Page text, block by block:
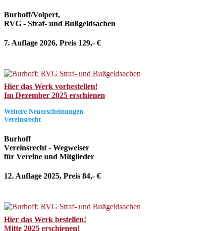
Burhoff/Volpert,
RVG - Straf- und Bußgeldsachen
7. Auflage 2026, Preis 129,- €
Hier das Werk vorbestellen!
Im Dezember 2025 erschienen
Weitere Neuerscheinungen
Vereinsrecht
Burhoff
Vereinsrecht - Wegweiser
für Vereine und Mitglieder
12. Auflage 2025, Preis 84,- €
Hier das Werk bestellen!
Mitte 2025 erschienen!